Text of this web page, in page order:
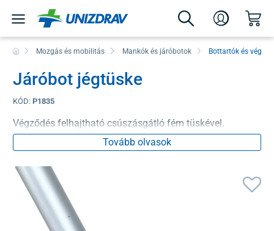
Mozgás és mobilitás Mankók és járóbotok Bottartók és végek
Járóbot jégtüske
KÓD: P1835
Végződés felhajtható csúszásgátló fém tüskével.
Tovább olvasok